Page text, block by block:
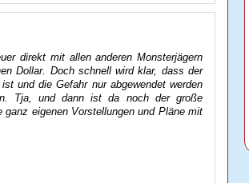
direkt mit allen anderen Monsterjägern
Dollar. Doch schnell wird klar, dass der
und die Gefahr nur abgewendet werden
Tja, und dann ist da noch der große
ganz eigenen Vorstellungen und Pläne mit